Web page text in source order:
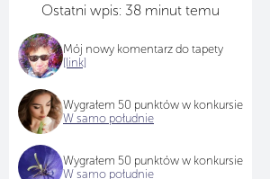
Ostatni wpis: 38 minut temu
Mój nowy komentarz do tapety
[link]
Wygrałem 50 punktów w konkursie
W samo południe
Wygrałem 50 punktów w konkursie
W samo południe